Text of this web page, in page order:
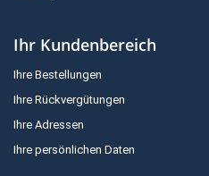
Ihr Kundenbereich
Ihre Bestellungen
Ihre Rückvergütungen
Ihre Adressen
Ihre persönlichen Daten